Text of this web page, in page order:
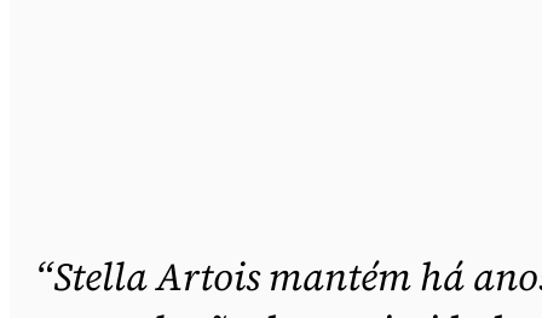
“Stella Artois mantém há